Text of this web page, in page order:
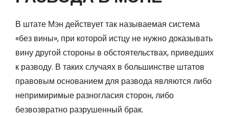
В штате Мэн действует так называемая система
«без вины», при которой истцу не нужно доказывать
вину другой стороны в обстоятельствах, приведших
к разводу. В таких случаях в большинстве штатов
правовым основанием для развода являются либо
непримиримые разногласия сторон, либо
безвозвратно разрушенный брак.